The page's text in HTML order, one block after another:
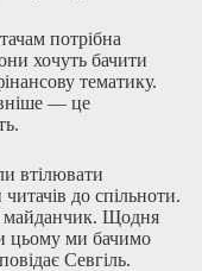
потрібна
хочуть бачити
тематику.
— це
втілювати
до спільноти.
Щодня
цьому ми бачимо
Севгіль.